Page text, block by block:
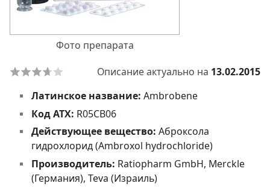
Фото препарата
Описание актуально на 13.02.2015
Латинское название: Ambrobene
Код АТХ: R05CB06
Действующее вещество: Аброксола
гидрохлорид (Ambroxol hydrochloride)
Производитель: Ratiopharm GmbH, Merckle
(Германия), Teva (Израиль)